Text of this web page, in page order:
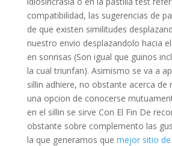
compatibilidad, las sugerencias de
de que existen similitudes
nuestro envio desplazandolo hacia
en sonrisas (Son igual que guinos
la cual triunfan). Asimismo se va a
sillin adhiere, no obstante acerca de
una opcion de conocerse
en el sillin se sirve Con El Fin De
obstante sobre complemento las
la que generamos que mejor sitio